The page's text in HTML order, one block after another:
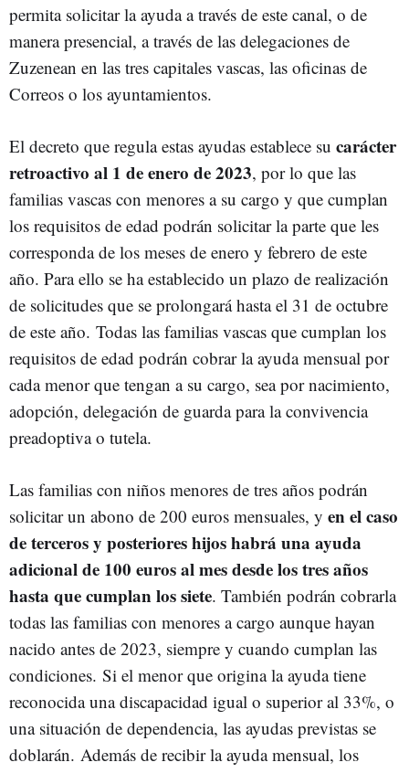
permita solicitar la ayuda a través de este canal, o de
manera presencial, a través de las delegaciones de
Zuzenean en las tres capitales vascas, las oficinas de
Correos o los ayuntamientos.
El decreto que regula estas ayudas establece su carácter
retroactivo al 1 de enero de 2023, por lo que las
familias vascas con menores a su cargo y que cumplan
los requisitos de edad podrán solicitar la parte que les
corresponda de los meses de enero y febrero de este
año. Para ello se ha establecido un plazo de realización
de solicitudes que se prolongará hasta el 31 de octubre
de este año. Todas las familias vascas que cumplan los
requisitos de edad podrán cobrar la ayuda mensual por
cada menor que tengan a su cargo, sea por nacimiento,
adopción, delegación de guarda para la convivencia
preadoptiva o tutela.
Las familias con niños menores de tres años podrán
solicitar un abono de 200 euros mensuales, y en el caso
de terceros y posteriores hijos habrá una ayuda
adicional de 100 euros al mes desde los tres años
hasta que cumplan los siete. También podrán cobrarla
todas las familias con menores a cargo aunque hayan
nacido antes de 2023, siempre y cuando cumplan las
condiciones. Si el menor que origina la ayuda tiene
reconocida una discapacidad igual o superior al 33%, o
una situación de dependencia, las ayudas previstas se
doblarán. Además de recibir la ayuda mensual, los